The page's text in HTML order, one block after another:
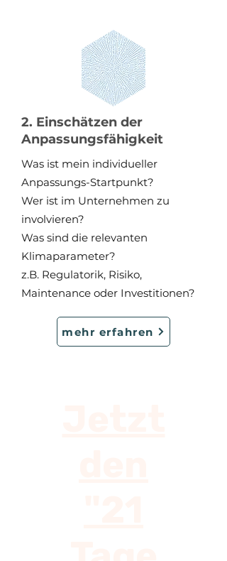
2. Einschätzen der
Anpassungsfähigkeit
Was ist mein individueller
Anpassungs-Startpunkt?
Wer ist im Unternehmen zu
involvieren?
Was sind die relevanten
Klimaparameter?
z.B. Regulatorik, Risiko,
Maintenance oder Investitionen?
mehr erfahren